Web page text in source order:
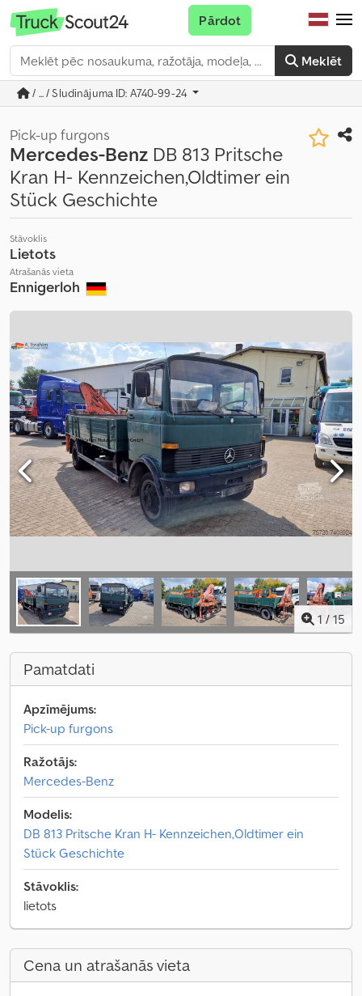
Meklēt
Pārdot
/ ... / Sludinājuma ID: A740-99-24
Pick-up furgons
Mercedes-Benz DB 813 Pritsche
Kran H- Kennzeichen,Oldtimer ein
Stück Geschichte
Stāvoklis
Lietots
Atrašanās vieta
Ennigerloh
1 / 15
Pamatdati
Apzīmējums:
Pick-up furgons
Ražotājs:
Mercedes-Benz
Modelis:
DB 813 Pritsche Kran H- Kennzeichen,Oldtimer ein
Stück Geschichte
Stāvoklis:
lietots
Cena un atrašanās vieta